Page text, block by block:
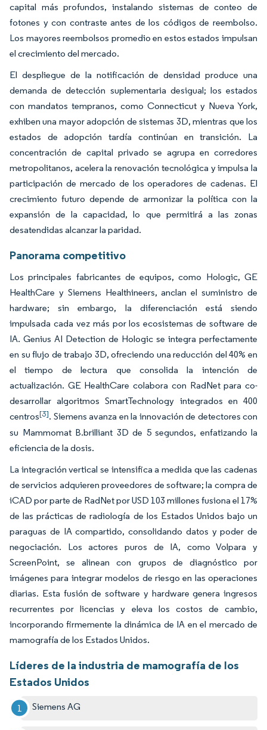
capital más profundos, instalando sistemas de conteo de
fotones y con contraste antes de los códigos de reembolso.
Los mayores reembolsos promedio en estos estados impulsan
el crecimiento del mercado.
El despliegue de la notificación de densidad produce una
demanda de detección suplementaria desigual; los estados
con mandatos tempranos, como Connecticut y Nueva York,
exhiben una mayor adopción de sistemas 3D, mientras que los
estados de adopción tardía continúan en transición. La
concentración de capital privado se agrupa en corredores
metropolitanos, acelera la renovación tecnológica y impulsa la
participación de mercado de los operadores de cadenas. El
crecimiento futuro depende de armonizar la política con la
expansión de la capacidad, lo que permitirá a las zonas
desatendidas alcanzar la paridad.
Panorama competitivo
Los principales fabricantes de equipos, como Hologic, GE
HealthCare y Siemens Healthineers, anclan el suministro de
hardware; sin embargo, la diferenciación está siendo
impulsada cada vez más por los ecosistemas de software de
IA. Genius AI Detection de Hologic se integra perfectamente
en su flujo de trabajo 3D, ofreciendo una reducción del 40% en
el tiempo de lectura que consolida la intención de
actualización. GE HealthCare colabora con RadNet para co-
desarrollar algoritmos SmartTechnology integrados en 400
centros[3]. Siemens avanza en la innovación de detectores con
su Mammomat B.brilliant 3D de 5 segundos, enfatizando la
eficiencia de la dosis.
La integración vertical se intensifica a medida que las cadenas
de servicios adquieren proveedores de software; la compra de
iCAD por parte de RadNet por USD 103 millones fusiona el 17%
de las prácticas de radiología de los Estados Unidos bajo un
paraguas de IA compartido, consolidando datos y poder de
negociación. Los actores puros de IA, como Volpara y
ScreenPoint, se alinean con grupos de diagnóstico por
imágenes para integrar modelos de riesgo en las operaciones
diarias. Esta fusión de software y hardware genera ingresos
recurrentes por licencias y eleva los costos de cambio,
incorporando firmemente la dinámica de IA en el mercado de
mamografía de los Estados Unidos.
Líderes de la industria de mamografía de los
Estados Unidos
Siemens AG